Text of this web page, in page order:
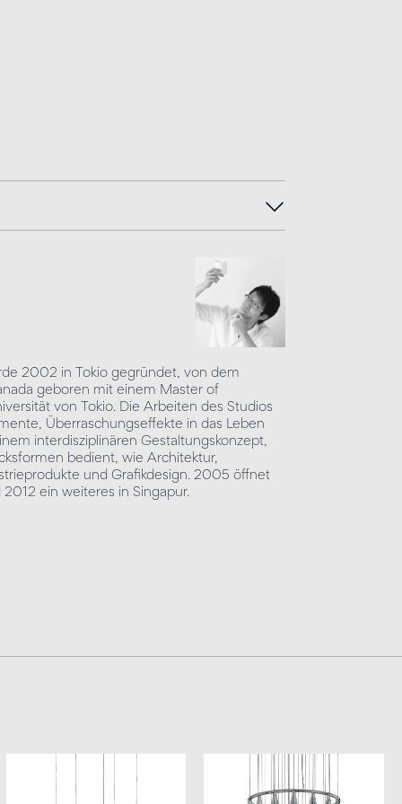
2002 in Tokio gegründet, von dem
geboren mit einem Master of
von Tokio. Die Arbeiten des Studios
Überraschungseffekte in das Leben
interdisziplinären Gestaltungskonzept,
bedient, wie Architektur,
und Grafikdesign. 2005 öffnet
ein weiteres in Singapur.